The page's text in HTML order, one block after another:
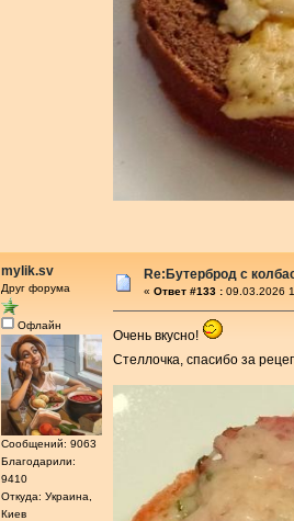
mylik.sv
Друг форума
Офлайн
Сообщений: 9063
Благодарили:
9410
Откуда: Украина,
Киев
Re:Бутерброд с
« Ответ #133 : 09.03.2026
Очень вкусно!
Стеллочка, спасибо за